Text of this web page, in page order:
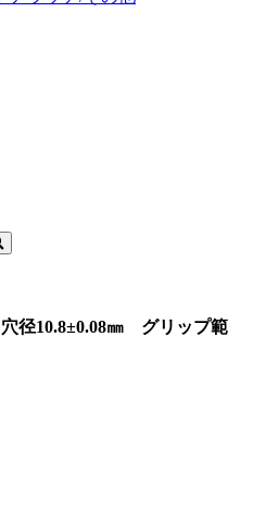
径10.8±0.08㎜ グリップ範